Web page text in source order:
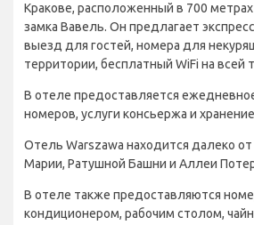
Кракове, расположенный в 700
замка Вавель. Он предлагает
выезд для гостей, номера для
территории, бесплатный WiFi на всей
В отеле предоставляется
номеров, услуги консьержа и
Отель Warszawa находится далеко
Марии, Ратушной Башни и Аллеи
В отеле также предоставляются
кондиционером, рабочим столом,